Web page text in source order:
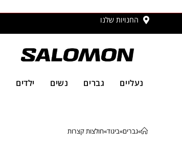
החנויות שלנו
נעליים גברים נשים ילדים
»גברים»ביגוד»חולצות קצרות